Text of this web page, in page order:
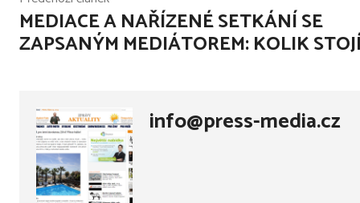
MEDIACE A NAŘÍZENÉ SETKÁNÍ SE
ZAPSANÝM MEDIÁTOREM: KOLIK
info@press-media.cz